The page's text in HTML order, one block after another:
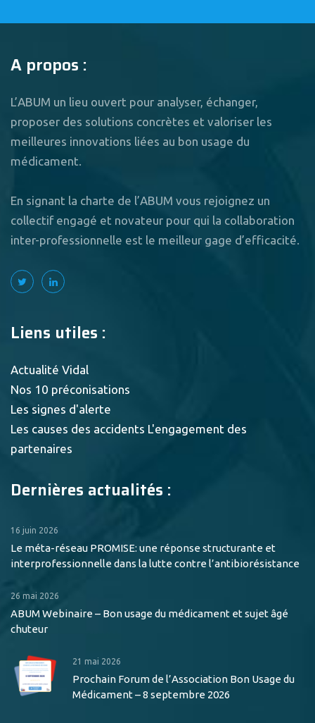
A propos :
L’ABUM un lieu ouvert pour analyser, échanger,
proposer des solutions concrètes et valoriser les
meilleures innovations liées au bon usage du
médicament.
En signant la charte de l’ABUM vous rejoignez un
collectif engagé et novateur pour qui la collaboration
inter-professionnelle est le meilleur gage d’efficacité.
Liens utiles :
Actualité Vidal
Nos 10 préconisations
Les signes d'alerte
Les causes des accidents L'engagement des
partenaires
Dernières actualités :
16 juin 2026
Le méta-réseau PROMISE: une réponse structurante et
interprofessionnelle dans la lutte contre l’antibiorésistance
26 mai 2026
ABUM Webinaire – Bon usage du médicament et sujet âgé
chuteur
21 mai 2026
Prochain Forum de l’Association Bon Usage du
Médicament – 8 septembre 2026